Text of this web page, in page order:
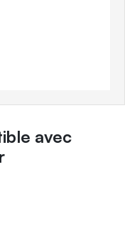
avec